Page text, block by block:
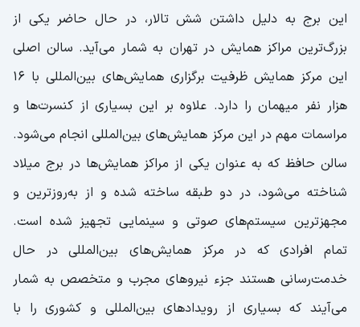
این برج به دلیل داشتن شش تالار، در حال حاضر یکی از
بزرگ‌ترین مراکز همایش در تهران به شمار می‌آید. سالن اصلی
این مرکز همایش ظرفیت برگزاری همایش‌های بین‌المللی با ۱۶
هزار نفر میهمان را دارد. علاوه بر این بسیاری از کنسرت‌ها و
مراسمات مهم در این مرکز همایش‌های بین‌المللی انجام می‌شود.
سالن حافظ که به عنوان یکی از مراکز همایش‌ها در برج میلاد
شناخته می‌شود، در دو طبقه ساخته شده و از به‌روز‌ترین و
مجهز‌ترین سیستم‌های صوتی و سینمایی تجهیز شده است.
تمام افرادی که در مرکز همایش‌های بین‌المللی در حال
خدمت‌رسانی هستند جزء نیرو‌های مجرب و متخصص به شمار
می‌آیند که بسیاری از رویداد‌های بین‌المللی و کشوری را با